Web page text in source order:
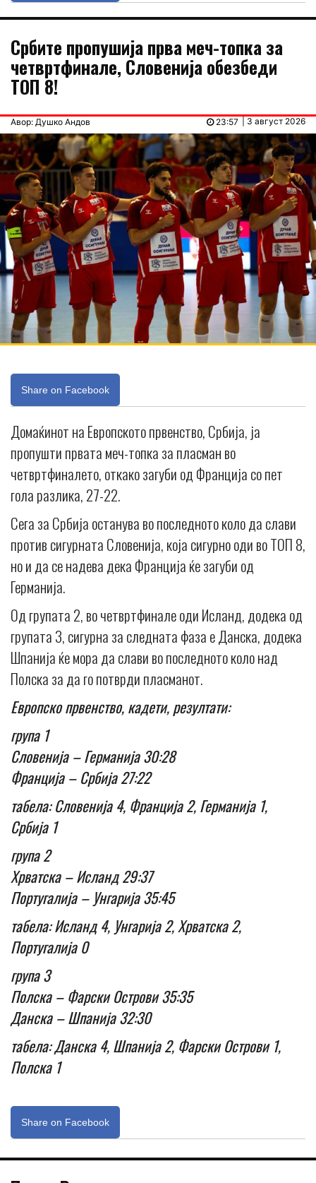
Србите пропушија прва меч-топка за
четвртфинале, Словенија обезбеди
ТОП 8!
Авор: Душко Андов | 3 август 2026
23:57
Share on Facebook
Домаќинот на Европското првенство, Србија, ја
пропушти првата меч-топка за пласман во
четвртфиналето, откако загуби од Франција со пет
гола разлика, 27-22.
Сега за Србија останува во последното коло да слави
против сигурната Словенија, која сигурно оди во ТОП 8,
но и да се надева дека Франција ќе загуби од
Германија.
Од групата 2, во четвртфинале оди Исланд, додека од
групата 3, сигурна за следната фаза е Данска, додека
Шпанија ќе мора да слави во последното коло над
Полска за да го потврди пласманот.
Европско првенство, кадети, резултати:
група 1
Словенија – Германија 30:28
Франција – Србија 27:22
табела: Словенија 4, Франција 2, Германија 1,
Србија 1
група 2
Хрватска – Исланд 29:37
Португалија – Унгарија 35:45
табела: Исланд 4, Унгарија 2, Хрватска 2,
Португалија 0
група 3
Полска – Фарски Острови 35:35
Данска – Шпанија 32:30
табела: Данска 4, Шпанија 2, Фарски Острови 1,
Полска 1
Share on Facebook